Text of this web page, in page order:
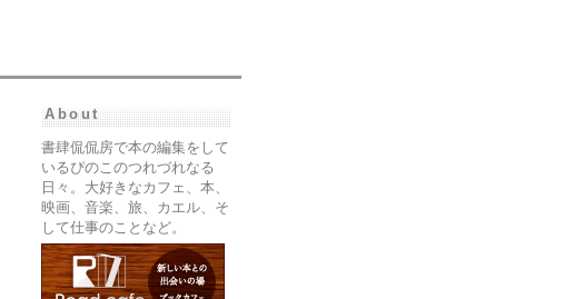
About
書肆侃侃房で本の編集をして
いるぴのこのつれづれなる
日々。大好きなカフェ、本、
映画、音楽、旅、カエル、そ
して仕事のことなど。